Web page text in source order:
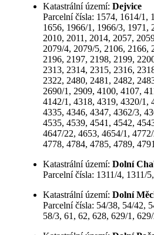
Katastrální území: Dejvice
Parcelní čísla: 1574, 1614/1,
1656, 1966/1, 1966/3, 1971,
2010, 2011, 2014, 2057,
2079/4, 2079/5, 2106, 2166,
2196, 2197, 2198, 2199,
2313, 2314, 2315, 2316,
2322, 2480, 2481, 2482,
2690/1, 2909, 4100, 4107,
4142/1, 4318, 4319, 4320/1,
4335, 4346, 4347, 4362/3,
4535, 4539, 4541, 4542,
4647/22, 4653, 4654/1,
4778, 4784, 4785, 4789, 4791
Katastrální území: Dolní
Parcelní čísla: 1311/4, 1311/
Katastrální území: Dolní
Parcelní čísla: 54/38, 54/42,
58/3, 61, 62, 628, 629/1,